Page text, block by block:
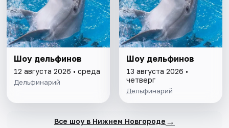
Шоу дельфинов
12 августа 2026 • среда
Дельфинарий
Шоу дельфинов
13 августа 2026 •
четверг
Дельфинарий
Все шоу в Нижнем Новгороде →